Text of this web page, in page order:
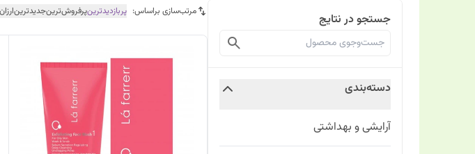
جستجو در نتایج
دسته‌بندی
آرایشی و بهداشتی
مرتب‌سازی براساس: پربازدیدترینپرفروش‌ترینجدیدترین